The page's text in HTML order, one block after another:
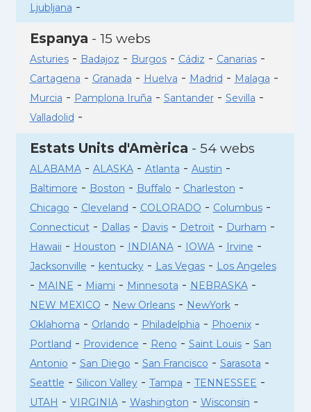
Ljubljana -
Espanya - 15 webs
Asturies- Badajoz - Burgos- Cádiz - Canarias-
Cartagena - Granada - Huelva - Madrid - Malaga -
Murcia - Pamplona Iruña - Santander- Sevilla -
Valladolid -
Estats Units d'Amèrica - 54 webs
ALABAMA- ALASKA- Atlanta - Austin -
Baltimore - Boston - Buffalo - Charleston -
Chicago - Cleveland - COLORADO - Columbus-
Connecticut- Dallas- Davis- Detroit- Durham -
Hawaii - Houston - INDIANA- IOWA- Irvine -
Jacksonville - kentucky- Las Vegas- Los Angeles
- MAINE - Miami - Minnesota - NEBRASKA-
NEW MEXICO - New Orleans- NewYork-
Oklahoma - Orlando - Philadelphia - Phoenix-
Portland - Providence - Reno - Saint Louis- San
Antonio - San Diego - San Francisco - Sarasota -
Seattle - Silicon Valley- Tampa - TENNESSEE -
UTAH - VIRGINIA- Washington - Wisconsin -